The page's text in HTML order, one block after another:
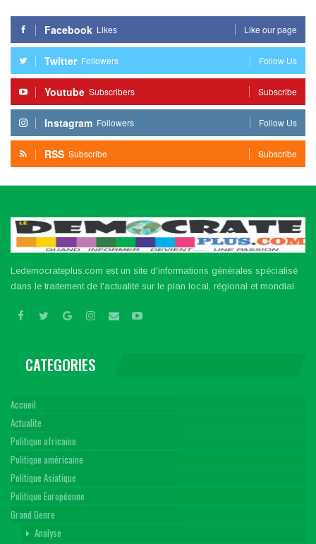
Facebook Likes Like our page
Twitter Followers Follow Us
Youtube Subscribers Subscribe
Instagram Followers Follow Us
RSS Subscribe Subscribe
Ledemocrateplus.com est un site d'informations générales spécialisé
dans le traitement de l'actualité sur le plan local, régional et mondial.
CATEGORIES
Accueil
Actualite
Politique africaine
Politique américaine
Politique Asiatique
Politique Européenne
Grand Genre
Analyse